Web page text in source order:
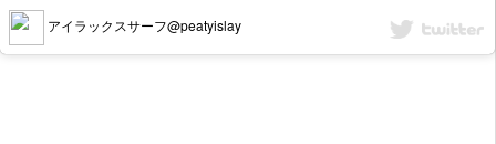
アイラックスサーフ@peatyislay